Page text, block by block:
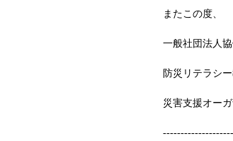
またこの度、
一般社団法人
防災リテラシ
災害支援オー